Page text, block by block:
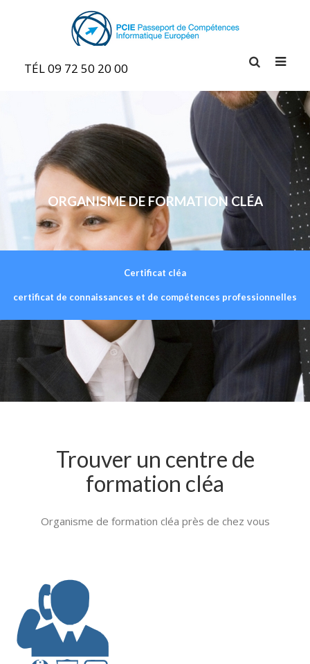
TÉL 09 72 50 20 00
ORGANISME DE FORMATION CLÉA
Certificat cléa
certificat de connaissances et de compétences professionnelles
Trouver un centre de
formation cléa
Organisme de formation cléa près de chez vous